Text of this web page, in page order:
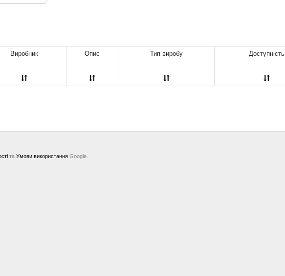
Виробник Опис Тип виробу Доступність
та Умови використання Google.